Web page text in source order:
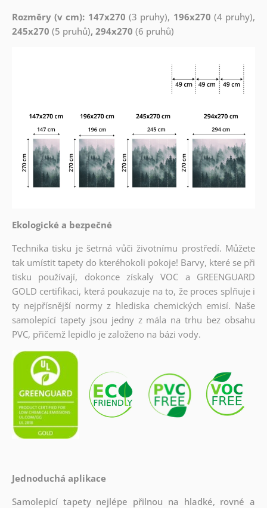
Rozměry (v cm): 147x270 (3 pruhy), 196x270 (4 pruhy),
245x270 (5 pruhů), 294x270 (6 pruhů)
Ekologické a bezpečné
Technika tisku je šetrná vůči životnímu prostředí. Můžete
tak umístit tapety do kteréhokoli pokoje! Barvy, které se při
tisku používají, dokonce získaly VOC a GREENGUARD
GOLD certifikaci, která poukazuje na to, že proces splňuje i
ty nejpřísnější normy z hlediska chemických emisí. Naše
samolepící tapety jsou jedny z mála na trhu bez obsahu
PVC, přičemž lepidlo je založeno na bázi vody.
Jednoduchá aplikace
Samolepicí tapety nejlépe přilnou na hladké, rovné a